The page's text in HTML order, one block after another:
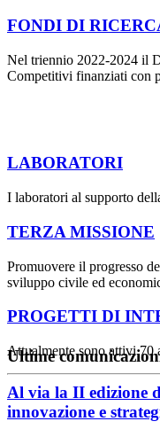
FONDI DI
Nel triennio 2022-2024 il
Competitivi finanziati con
LABORATORI
I laboratori al supporto
TERZA MISSIONE
Promuovere il progresso
sviluppo civile ed
PROGETTI DI
Attualmente sono attivi 70
Ultime
Al via la II edizione
innovazione e